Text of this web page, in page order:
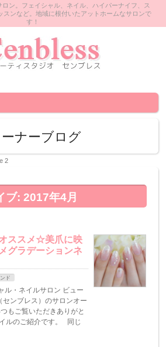
ン。フェイシャル、ネイル、ハイパーナイフ、ス
スンなど。地域に根付いたアットホームなサロンで
す！
ナーブログ
2
ブ: 2017年4月
ススメ☆美爪に映
グラデーションネ
ド
ル・ネイルサロン ビュー
ンブレス）のサロンオー
もご覧いただきありがと
ルのご紹介です。 同じ